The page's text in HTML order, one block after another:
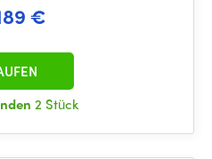
€
2 Stück